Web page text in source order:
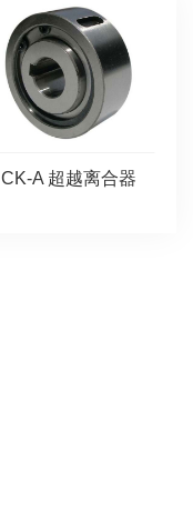
CK-A 超越离合器